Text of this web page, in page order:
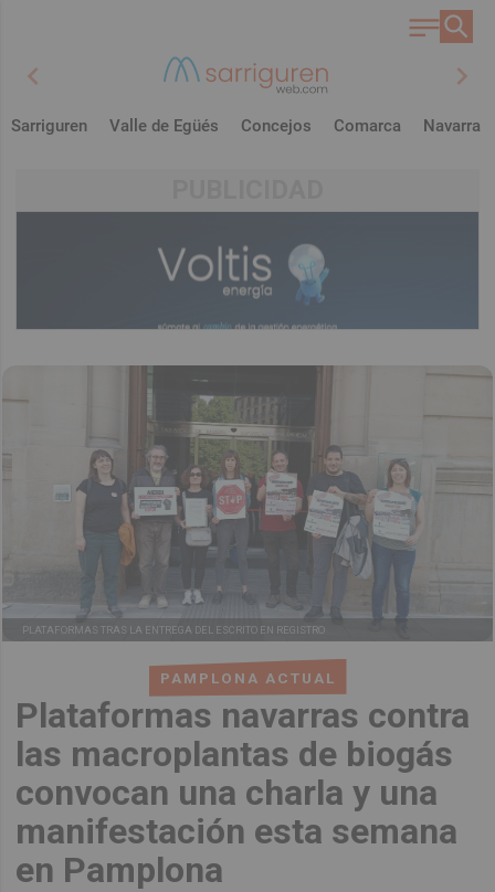
chevron_left chevron_right
Sarriguren Valle de Egüés Concejos Comarca Navarra
PAMPLONA ACTUAL
Plataformas navarras contra
las macroplantas de biogás
convocan una charla y una
manifestación esta semana
en Pamplona
PLATAFORMAS TRAS LA ENTREGA DEL ESCRITO EN REGISTRO